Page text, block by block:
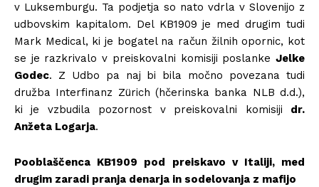
v Luksemburgu. Ta podjetja so nato vdrla v Slovenijo z
udbovskim kapitalom. Del KB1909 je med drugim tudi
Mark Medical, ki je bogatel na račun žilnih opornic, kot
se je razkrivalo v preiskovalni komisiji poslanke Jelke
Godec. Z Udbo pa naj bi bila močno povezana tudi
družba Interfinanz Zürich (hčerinska banka NLB d.d.),
ki je vzbudila pozornost v preiskovalni komisiji dr.
Anžeta Logarja.
Pooblaščenca KB1909 pod preiskavo v Italiji, med
drugim zaradi pranja denarja in sodelovanja z mafijo